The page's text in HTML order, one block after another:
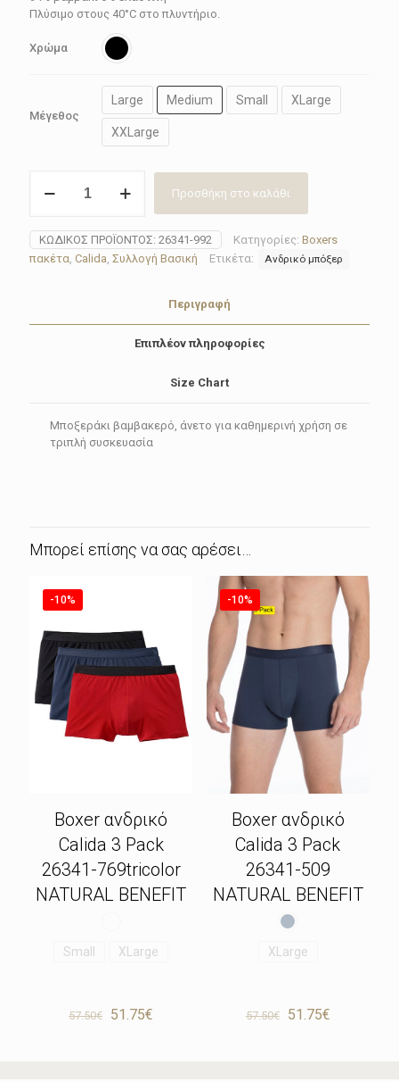
Πλύσιμο στους 40°C στο πλυντήριο.
Χρώμα
Μέγεθος
Large Medium Small XLarge
XXLarge
ανδρικό
3
pack
26341-
Προσθήκη στο καλάθι
ΚΩΔΙΚΌΣ ΠΡΟΪΌΝΤΟΣ: 26341-992 Κατηγορίες: Boxers
πακέτα Calida Συλλογή Βασική Ετικέτα: Ανδρικό μπόξερ
Περιγραφή
Επιπλέον πληροφορίες
Size Chart
Μποξεράκι βαμβακερό, άνετο για καθημερινή χρήση σε
τριπλή συσκευασία
Μπορεί επίσης να σας αρέσει…
-10%
Boxer ανδρικό
Calida 3 Pack
26341-769tricolor
NATURAL BENEFIT
Small XLarge
57.50€
Original
51.75€
-10%
Boxer ανδρικό
Calida 3 Pack
26341-509
NATURAL BENEFIT
XLarge
57.50€
Original
51.75€Η